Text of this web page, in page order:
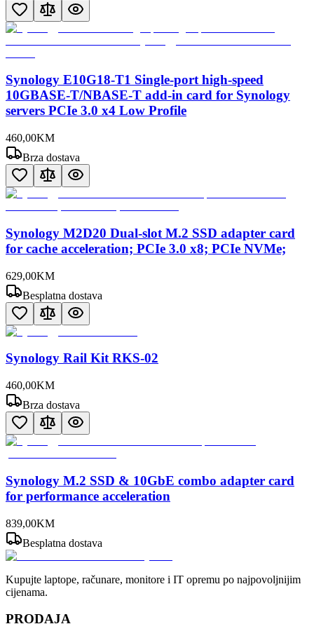
Synology E10G18-T1 Single-port high-speed
10GBASE-T/NBASE-T add-in card for Synology
servers PCIe 3.0 x4 Low Profile
460,00KM
Brza dostava
Synology M2D20 Dual-slot M.2 SSD adapter card
for cache acceleration; PCIe 3.0 x8; PCIe NVMe;
629,00KM
Besplatna dostava
Synology Rail Kit RKS-02
460,00KM
Brza dostava
Synology M.2 SSD & 10GbE combo adapter card
for performance acceleration
839,00KM
Besplatna dostava
Kupujte laptope, računare, monitore i IT opremu po najpovoljnijim
cijenama.
PRODAJA